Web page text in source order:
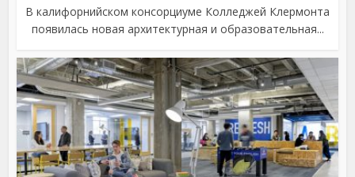
В калифорнийском консорциуме Колледжей Клермонта
появилась новая архитектурная и образовательная...